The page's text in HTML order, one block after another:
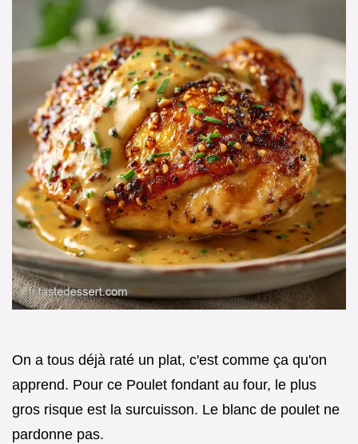
On a tous déjà raté un plat, c'est comme ça qu'on
apprend. Pour ce Poulet fondant au four, le plus
gros risque est la surcuisson. Le blanc de poulet ne
pardonne pas.